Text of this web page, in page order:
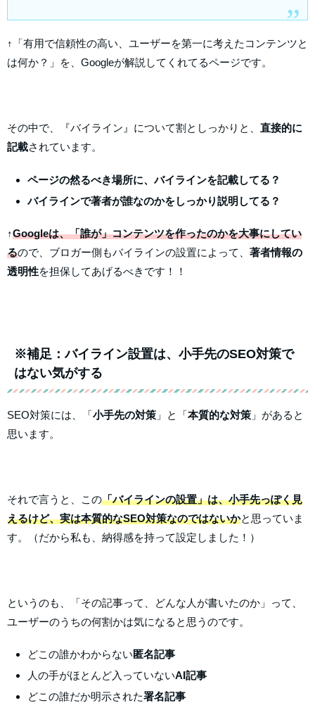
↑「有用で信頼性の高い、ユーザーを第一に考えたコンテンツと
は何か？」を、Googleが解説してくれてるページです。
その中で、『バイライン』について割としっかりと、 直接的に
記載されています。
ページの然るべき場所に、バイラインを記載してる？
バイラインで著者が誰なのかをしっかり説明してる？
↑Googleは、「誰が」コンテンツを作ったのかを大事にしてい
るので、ブロガー側もバイラインの設置によって、 著者情報の
透明性を担保してあげるべきです！！
※補足：バイライン設置は、小手先のSEO対策で
はない気がする
SEO対策には、「小手先の対策 」と「本質的な対策 」があると
思います。
それで言うと、この「バイラインの設置」は、小手先っぽく見
えるけど、実は本質的なSEO対策なのではないかと思っていま
す。（だから私も、納得感を持って設定しました！）
というのも、「その記事って、どんな人が書いたのか」って、
ユーザーのうちの何割かは気になると思うのです。
どこの誰かわからない匿名記事
人の手がほとんど入っていないAI記事
どこの誰だか明示された署名記事